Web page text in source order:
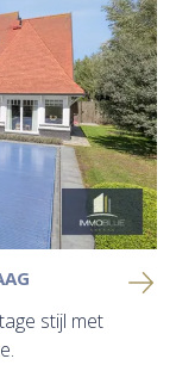
stijl met